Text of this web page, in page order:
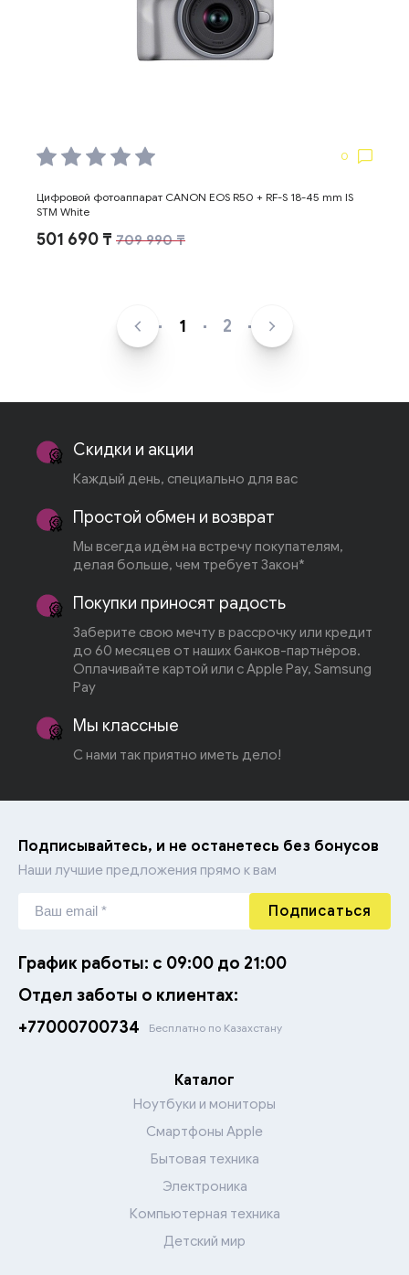
0
Цифровой фотоаппарат CANON EOS R50 + RF-S 18-45 mm IS
STM White
501 690 ₸ 709 990 ₸
1 2
Скидки и акции
Каждый день, специально для вас
Простой обмен и возврат
Мы всегда идём на встречу покупателям,
делая больше, чем требует Закон*
Покупки приносят радость
Заберите свою мечту в рассрочку или кредит
до 60 месяцев от наших банков-партнёров.
Оплачивайте картой или с Apple Pay, Samsung
Pay
Мы классные
С нами так приятно иметь дело!
Подписывайтесь, и не останетесь без бонусов
Наши лучшие предложения прямо к вам
Подписаться
График работы: с 09:00 до 21:00
Отдел заботы о клиентах:
+77000700734
Бесплатно по Казахстану
Каталог
Ноутбуки и мониторы
Смартфоны Apple
Бытовая техника
Электроника
Компьютерная техника
Детский мир